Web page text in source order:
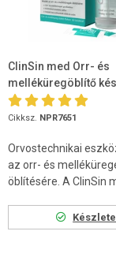
ClinSin med Orr- és
melléküregöblítő
(flakon + 16 tasak)
Cikksz. NPR7651
Orvostechnikai
az orr- és
öblítésére. A ClinSin